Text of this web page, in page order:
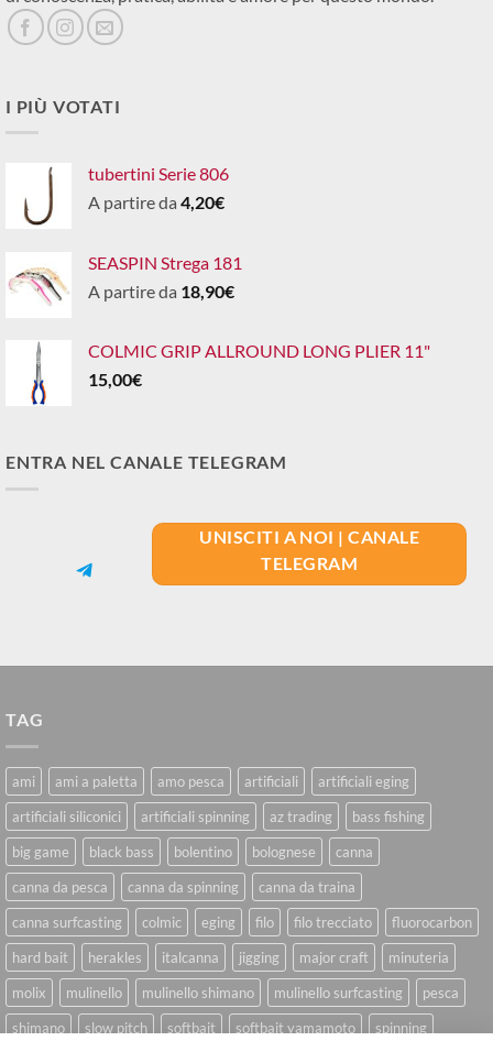
I PIÙ VOTATI
tubertini Serie 806
A partire da 4,20€
SEASPIN Strega 181
A partire da 18,90€
COLMIC GRIP ALLROUND LONG PLIER 11"
15,00€
ENTRA NEL CANALE TELEGRAM
UNISCITI A NOI | CANALE
TELEGRAM
TAG
ami ami a paletta amo pesca artificiali
artificiali eging
artificiali siliconici
artificiali spinning az trading
bass fishing
big game
black bass bolentino bolognese
canna
canna da pesca
canna da spinning
canna da traina
canna surfcasting
colmic eging filo filo trecciato
fluorocarbon
hard bait
herakles italcanna jigging major craft
minuteria
molix
mulinello mulinello shimano mulinello surfcasting
pesca
shimano
slow pitch softbait softbait yamamoto spinning